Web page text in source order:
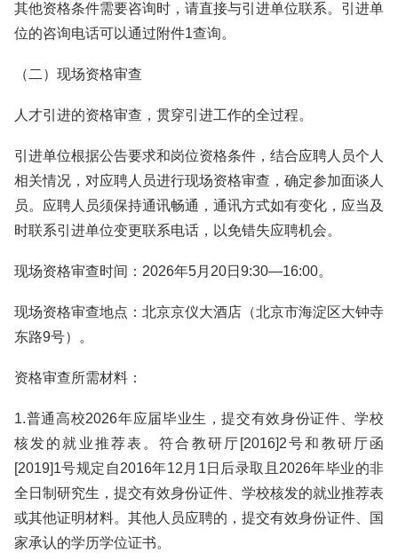
其他资格条件需要咨询时，请直接与引进单位联系。引进单
位的咨询电话可以通过附件1查询。
（二）现场资格审查
人才引进的资格审查，贯穿引进工作的全过程。
引进单位根据公告要求和岗位资格条件，结合应聘人员个人
相关情况，对应聘人员进行现场资格审查，确定参加面谈人
员。应聘人员须保持通讯畅通，通讯方式如有变化，应当及
时联系引进单位变更联系电话，以免错失应聘机会。
现场资格审查时间：2026年5月20日9:30—16:00。
现场资格审查地点：北京京仪大酒店（‌北京市海淀区大钟寺
东路9号）。
资格审查所需材料：
1.普通高校2026年应届毕业生，提交有效身份证件、学校
核发的就业推荐表。符合教研厅[2016]2号和教研厅函
[2019]1号规定自2016年12月1日后录取且2026年毕业的非
全日制研究生，提交有效身份证件、学校核发的就业推荐表
或其他证明材料。其他人员应聘的，提交有效身份证件、国
家承认的学历学位证书。